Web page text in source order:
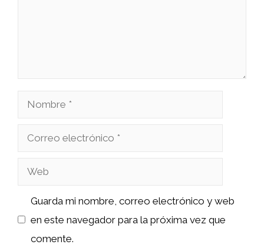
Nombre
Correo
Web
Guarda mi nombre, correo electrónico y web
en este navegador para la próxima vez que
comente.